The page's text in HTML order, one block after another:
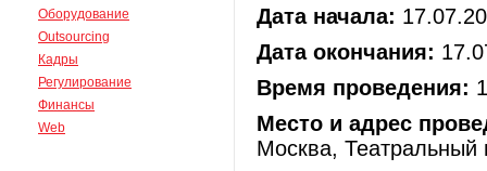
Оборудование
Outsourcing
Кадры
Регулирование
Финансы
Web
Дата начала:
Дата окончания:
Время проведения:
Место и адрес
Москва, Театральный